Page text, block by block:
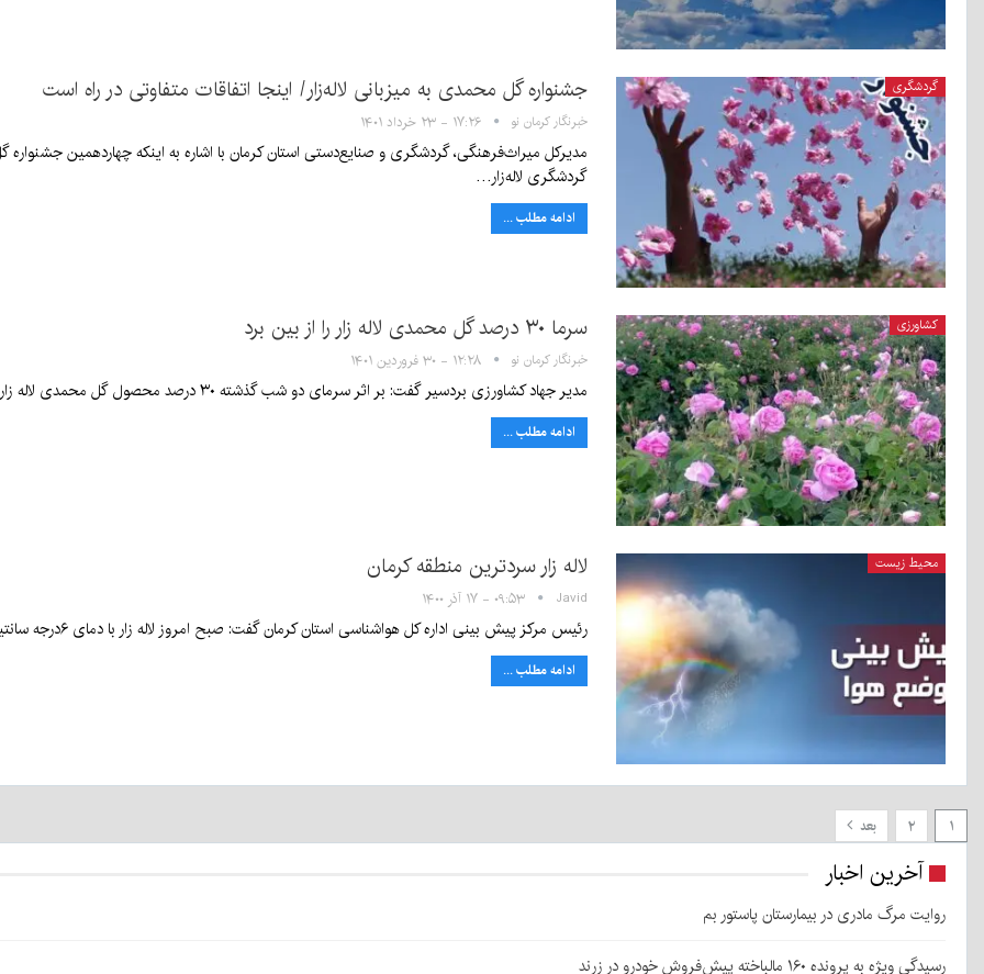
گردشگری جشنواره گل محمدی به میزبانی لاله‌زار/ اینجا اتفاقات متفاوتی در راه است
خبرنگار کرمان نو ۱۷:۲۶ - ۲۳ خرداد ۱۴۰۱
مدیر‌کل میراث‌فرهنگی، گردشگری و صنایع‌دستی استان کرمان با اشاره به اینکه چهاردهمین
گردشگری لاله‌زار…
ادامه مطلب ...
کشاورزی سرما ۳۰ درصد گل محمدی لاله زار را از بین برد
خبرنگار کرمان نو ۱۲:۲۸ - ۳۰ فروردین ۱۴۰۱
مدیر جهاد کشاورزی بردسیر گفت: بر اثر سرمای دو شب گذشته ۳۰ درصد محصول گل محمدی لاله زار خسارت دیده است.
ادامه مطلب ...
محیط زیست لاله زار سردترین منطقه کرمان
Javid ۰۹:۵۳ - ۱۷ آذر ۱۴۰۰
رئیس مرکز پیش بینی اداره کل هواشناسی استان کرمان گفت: صبح امروز لاله زار با دمای ۶درجه سانتیگراد زیر صفر سردترین نقطه استان به ثبت رسیده است.
ادامه مطلب ...
۱ ۲ بعد
آخرین اخبار
روایت مرگ مادری در بیمارستان پاستور بم
رسیدگی ویژه به پرونده ۱۶۰ مالباخته پیش‌فروش خودرو در زرند